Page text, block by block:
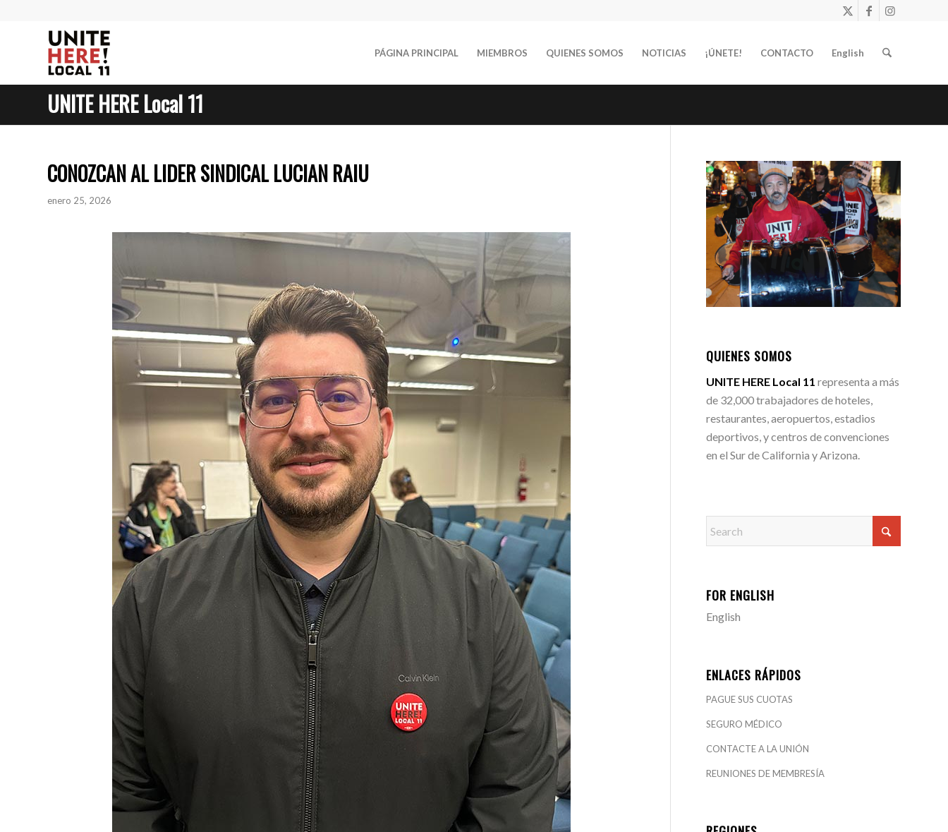
PÁGINA PRINCIPAL MIEMBROS QUIENES SOMOS NOTICIAS ¡ÚNETE! CONTACTO English
UNITE HERE Local 11
CONOZCAN AL LIDER SINDICAL LUCIAN RAIU
enero 25, 2026
QUIENES SOMOS
UNITE HERE Local 11 representa a más
de 32,000 trabajadores de hoteles,
restaurantes, aeropuertos, estadios
deportivos, y centros de convenciones
en el Sur de California y Arizona.
FOR ENGLISH
English
ENLACES RÁPIDOS
PAGUE SUS CUOTAS
SEGURO MÉDICO
CONTACTE A LA UNIÓN
REUNIONES DE MEMBRESÍA